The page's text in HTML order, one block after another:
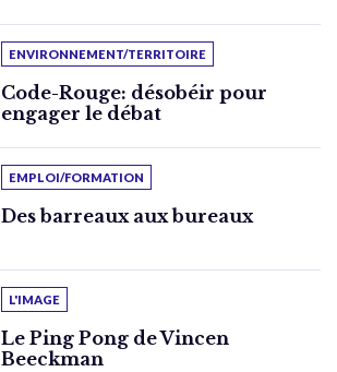
ENVIRONNEMENT/TERRITOIRE
Code-Rouge: désobéir pour
engager le débat
EMPLOI/FORMATION
Des barreaux aux bureaux
L'IMAGE
Le Ping Pong de Vincen
Beeckman